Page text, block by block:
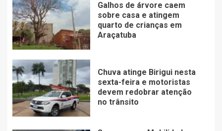
Galhos de árvore caem
sobre casa e atingem
quarto de crianças em
Araçatuba
Chuva atinge Birigui nesta
sexta-feira e motoristas
devem redobrar atenção
no trânsito